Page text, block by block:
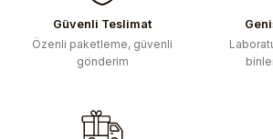
Görüş ve önerileriniz için teşekkür ederiz.
Ürün resmi kalitesiz, bozuk veya
Ürün fiyatı diğer sitelerden daha pahalı.
Güvenli Teslimat
Özenli paketleme, güvenli
gönderim